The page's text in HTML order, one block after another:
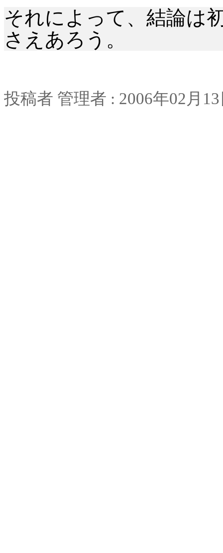
それによって、結論は
さえあろう。
投稿者 管理者 : 2006年02 月 13